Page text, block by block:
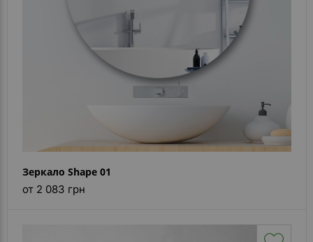
Зеркало Shape 01
от 2 083 грн